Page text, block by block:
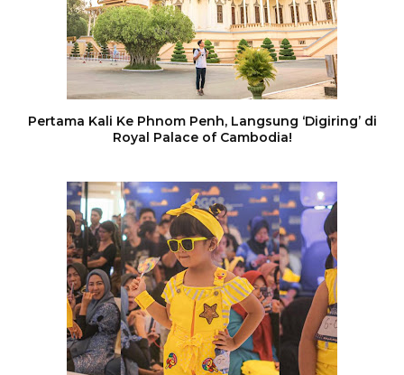
Pertama Kali Ke Phnom Penh, Langsung ‘Digiring’ di
Royal Palace of Cambodia!